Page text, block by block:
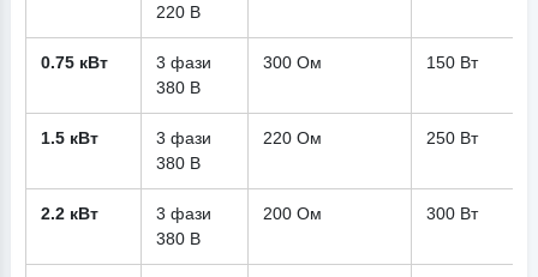
220 В
0.75 кВт
3 фази
380 В
300 Ом 150 Вт
1.5 кВт
3 фази
380 В
220 Ом 250 Вт
2.2 кВт
3 фази
380 В
200 Ом 300 Вт